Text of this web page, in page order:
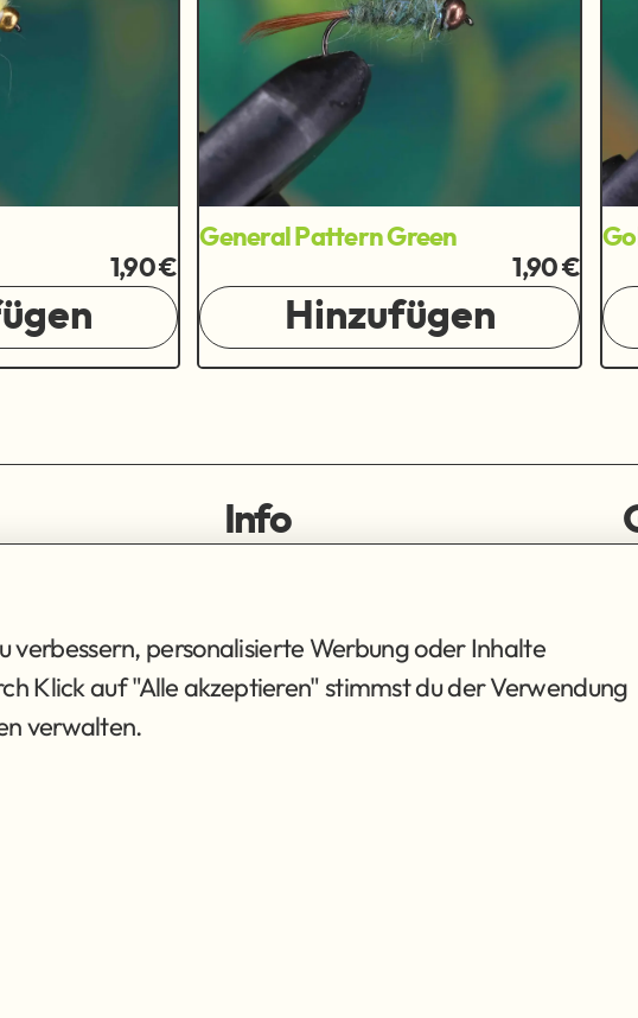
1,90 €
General Pattern Green
1,90 €
Hinzufügen
Info
AGB
verbessern, personalisierte Werbung oder Inhalte
Klick auf "Alle akzeptieren" stimmst du der Verwendung
verwalten.